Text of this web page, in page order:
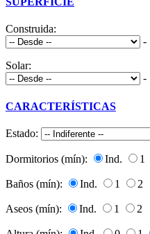
Construida:
-
Solar:
-
CARACTERÍSTICAS
Estado:
Dormitorios (mín): Ind. 1
Baños (mín): Ind. 1 2
Aseos (mín): Ind. 1 2